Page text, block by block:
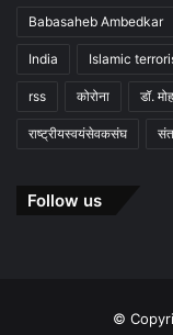
Babasaheb Ambedkar
India Islamic
rss कोरोना डॉ.
राष्ट्रीयस्वयंसेवकसंघ
Follow us
©